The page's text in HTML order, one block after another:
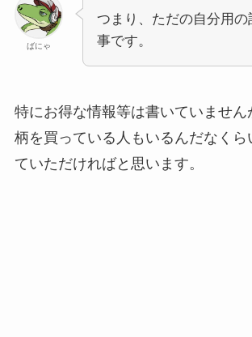
ばにゃ
つまり、ただの自分用の
事です。
特にお得な情報等は書いていません
柄を買っている人もいるんだなくら
ていただければと思います。